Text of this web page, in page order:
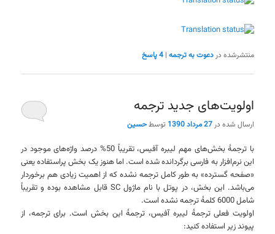
منتشرشده در دعوت به ترجمه |
4پاسخ
اولویت‌های جدید ترجمه
ارسال شده در27 مرداد 1390 توسطحسین
با ترجمۀ بخش‌های مهم لیبره آفیس، تقریباً 50% درصد واژه‌های موجود در
این نرم‌افزار به فارسی برگردانده شده است. اما هنوز یک بخش پراستفاده یعنی
«صفحه گسترده» به طور کامل ترجمه نشده که از اهمیت زیادی هم برخوردار
می‌باشد. این بخش، در پوتل با نام ماژول SC قابل مشاهده بوده و تقریباً
شامل 6000 کلمۀ ترجمه نشده است.
اولویت فعلی ترجمۀ لیبره آفیس، ترجمۀ این بخش است. برای ترجمه، از
پیوند زیر استفاده کنید: